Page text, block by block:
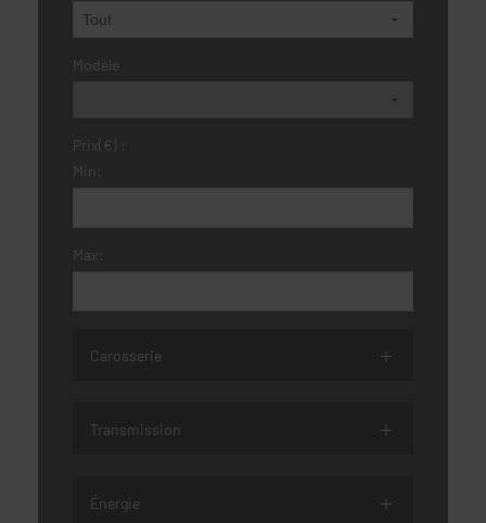
Modèle
Prix(€) :
Min:
Max:
Carosserie
Transmission
Énergie